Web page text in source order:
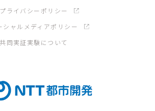
プライバシーポリシー
シャルメディアポリシー
共同実証実験について